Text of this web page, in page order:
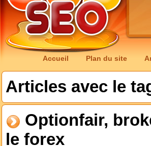
Accueil Plan du site
Articles avec le
Optionfair,
le forex